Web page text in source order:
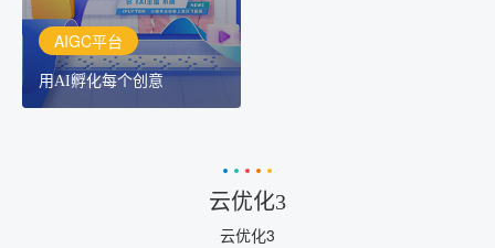
AIGC平台
用AI孵化每个创意
云优化3
云优化3